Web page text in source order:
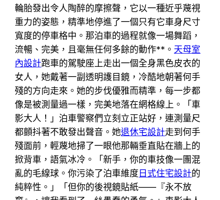
輪胎發出令人陶醉的摩擦聲，它以一種近乎蔑視
重力的姿態，精準地停進了一個只有它車身尺寸
寬度的停車格中。那泊車的過程就像一場舞蹈，
流暢、完美，且毫無任何多餘的動作**。 天母室
內設計跑車的駕駛座上走出一個全身黑色皮衣的
女人，她戴著一副透明護目鏡，冷酷地朝著何手
殘的方向走來。她的步伐優雅而精準，每一步都
像是被測量過一樣，完美地落在網格線上。「車
影大人！」泊車警察們立刻立正站好，連測量尺
都顫抖著不敢發出聲音。她退休宅設計走到何手
殘面前，輕蔑地掃了一眼他那輛垂直貼在牆上的
掀背車，語氣冰冷。「新手，你的車技像一團混
亂的毛線球。你污染了泊車維度日式住宅設計的
純粹性。」「但你的後視鏡貼紙——『永不放